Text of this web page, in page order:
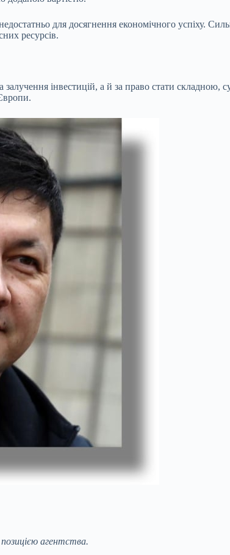
для досягнення економічного успіху.
ресурсів.
залучення інвестицій, а й за право стати
агентства.